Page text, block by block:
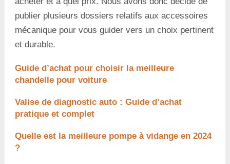
publier plusieurs dossiers relatifs aux accessoires
mécanique pour vous guider vers un choix pertinent
et durable.
Guide d’achat pour choisir la meilleure
chandelle pour voiture
Valise de diagnostic auto : Guide d’achat
pratique et complet
Quelle est la meilleure pompe à vidange en 2024
?